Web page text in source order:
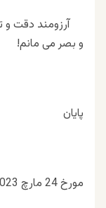
آرزومند دقت و
و بصر می مانم!
پایان
مورخ 24 مارچ 2023